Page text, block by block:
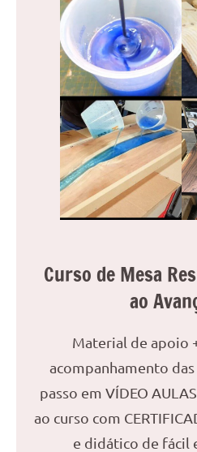
Curso de Mesa
ao
Material de apoio
acompanhamento das
passo em VÍDEO
ao curso com
e didático de fácil